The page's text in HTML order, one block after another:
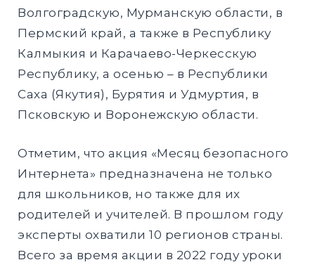
Волгоградскую, Мурманскую области, в
Пермский край, а также в Республику
Калмыкия и Карачаево-Черкесскую
Республику, а осенью – в Республики
Саха (Якутия), Бурятия и Удмуртия, в
Псковскую и Воронежскую области.
Отметим, что акция «Месяц безопасного
Интернета» предназначена не только
для школьников, но также для их
родителей и учителей. В прошлом году
эксперты охватили 10 регионов страны.
Всего за время акции в 2022 году уроки